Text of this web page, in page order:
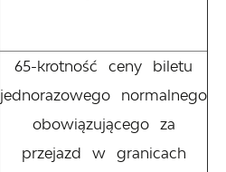
65-krotność ceny biletu
jednorazowego normalnego
obowiązującego za
przejazd w granicach